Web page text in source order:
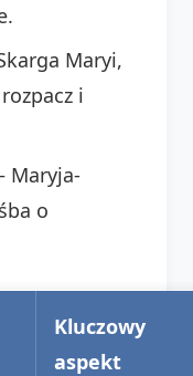
Maryi,
i
Maryja-
o
Kluczowy
aspekt